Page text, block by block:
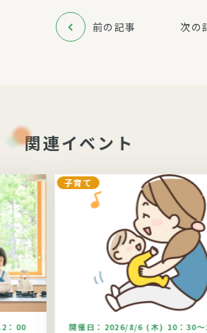
前の記事 次の
関連イベント
：00
子育て
開催日： 2026/8/6 (木) 10：30～